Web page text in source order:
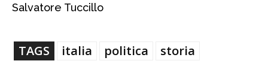
Salvatore Tuccillo
TAGS italia politica storia